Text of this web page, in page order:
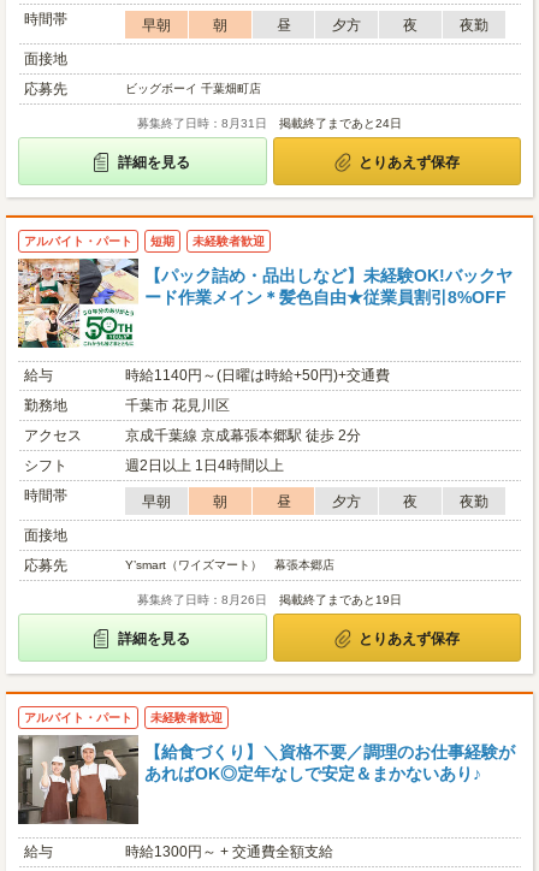
時間帯
早朝 朝 昼 夕方 夜
夜勤
面接地
応募先
ビッグボーイ 千葉畑町店
募集終了日時：8月31日 掲載終了まであと24日
詳細を見る とりあえず保存
アルバイト・パート 短期 未経験者歓迎
【パック詰め・品出しなど】未経験OK!バックヤ
ード作業メイン＊髪色自由★従業員割引8%OFF
給与
時給1140円～(日曜は時給+50円)+交通費
勤務地
千葉市 花見川区
アクセス
京成千葉線 京成幕張本郷駅 徒歩 2分
シフト
週2日以上 1日4時間以上
時間帯
早朝 朝 昼 夕方 夜
夜勤
面接地
応募先
Y’smart（ワイズマート） 幕張本郷店
募集終了日時：8月26日 掲載終了まであと19日
詳細を見る とりあえず保存
アルバイト・パート 未経験者歓迎
【給食づくり】＼資格不要／調理のお仕事経験が
あればOK◎定年なしで安定＆まかないあり♪
給与
時給1300円～ + 交通費全額支給